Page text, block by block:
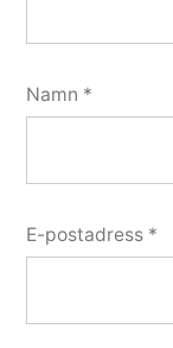
Namn *
E-postadress *